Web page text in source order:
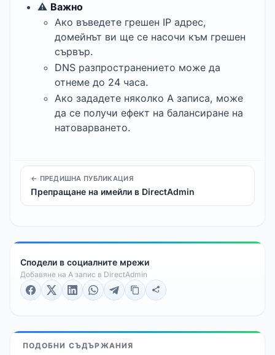
⚠️ Важно
Ако въведете грешен IP адрес,
домейнът ви ще се насочи към грешен
сървър.
DNS разпространението може да
отнеме до 24 часа.
Ако зададете няколко A записа, може
да се получи ефект на балансиране на
натоварването.
← ПРЕДИШНА ПУБЛИКАЦИЯ
Препращане на имейли в DirectAdmin
Сподели в социалните мрежи
Добавяне на A запис в DirectAdmin
ПОДОБНИ СЪДЪРЖАНИЯ